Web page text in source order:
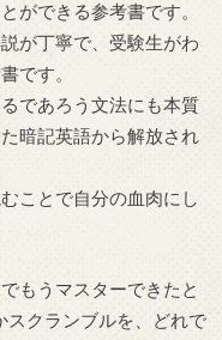
ができる参考書です。
が丁寧で、受験生がわ
です。
であろう文法にも本質
暗記英語から解放され
ことで自分の血肉にし
もうマスターできたと
クランブルを、どれで